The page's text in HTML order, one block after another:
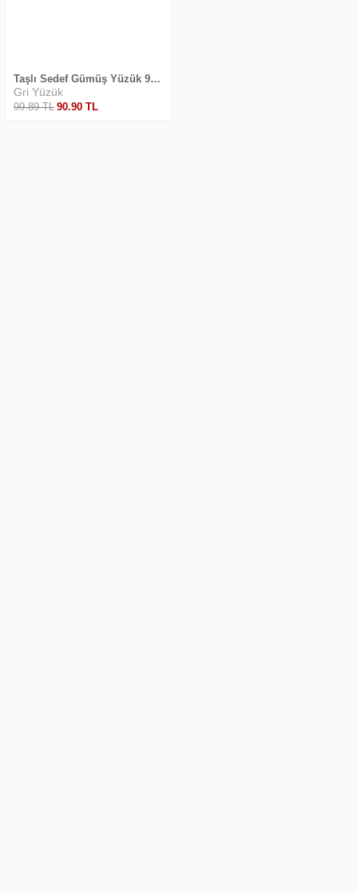
Taşlı Sedef Gümüş Yüzük 925 Ayar Sade Sedef Beyazı
Gri Yüzük
99.89TL 90.90 TL